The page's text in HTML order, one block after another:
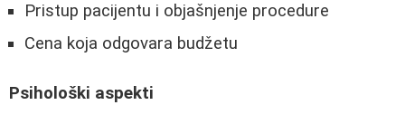
Pristup pacijentu i objašnjenje procedure
Cena koja odgovara budžetu
Psihološki aspekti